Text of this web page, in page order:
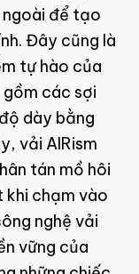
ngoài để tạo
Đây cũng là
tự hào của
gồm các sợi
dày bằng
vải AIRism
tán mồ hôi
khi chạm vào
nghệ vải
vững của